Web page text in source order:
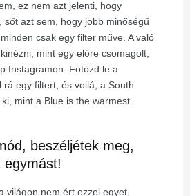
ez nem azt jelenti, hogy
sőt azt sem, hogy jobb minőségű
csak egy filter műve. A való
mint egy előre csomagolt,
Instagramon. Fotózd le a
rá egy filtert, és voilá, a South
mint a Blue is the warmest
beszéljétek meg,
egymást!
világon nem ért ezzel egyet,